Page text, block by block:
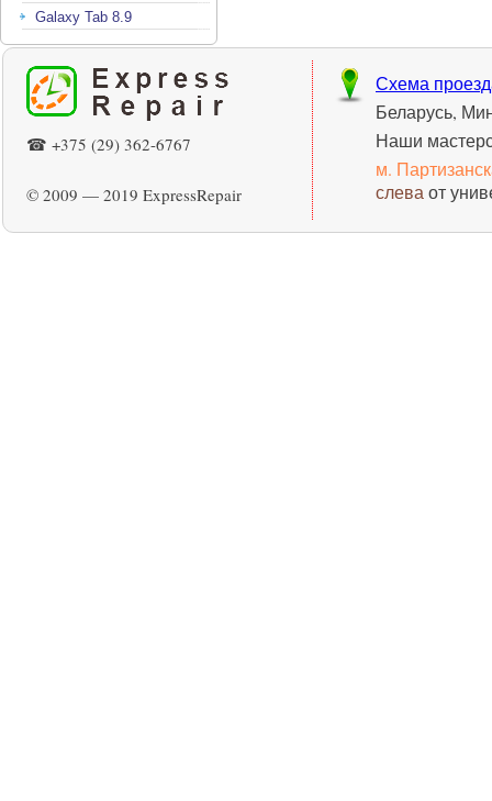
Galaxy Tab 8.9
☎ +375 (29) 362-6767
© 2009 — 2019 ExpressRepair
Схема
Беларусь,
Наши
м.
слева от